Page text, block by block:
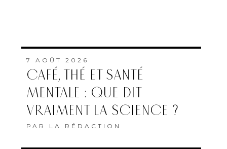
7 AOÛT 2026
CAFÉ, THÉ ET SANTÉ
MENTALE : QUE DIT
VRAIMENT LA SCIENCE ?
PAR LA RÉDACTION